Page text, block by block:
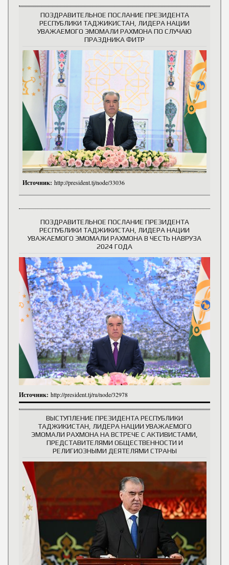
ПОЗДРАВИТЕЛЬНОЕ ПОСЛАНИЕ ПРЕЗИДЕНТА
РЕСПУБЛИКИ ТАДЖИКИСТАН, ЛИДЕРА НАЦИИ
УВАЖАЕМОГО ЭМОМАЛИ РАХМОНА ПО СЛУЧАЮ
ПРАЗДНИКА ФИТР
Источник: http://president.tj/node/33036
ПОЗДРАВИТЕЛЬНОЕ ПОСЛАНИЕ ПРЕЗИДЕНТА
РЕСПУБЛИКИ ТАДЖИКИСТАН, ЛИДЕРА НАЦИИ
УВАЖАЕМОГО ЭМОМАЛИ РАХМОНА В ЧЕСТЬ НАВРУЗА
2024 ГОДА
Источник: http://president.tj/ru/node/32978
ВЫСТУПЛЕНИЕ ПРЕЗИДЕНТА РЕСПУБЛИКИ
ТАДЖИКИСТАН, ЛИДЕРА НАЦИИ УВАЖАЕМОГО
ЭМОМАЛИ РАХМОНА НА ВСТРЕЧЕ С АКТИВИСТАМИ,
ПРЕДСТАВИТЕЛЯМИ ОБЩЕСТВЕННОСТИ И
РЕЛИГИОЗНЫМИ ДЕЯТЕЛЯМИ СТРАНЫ